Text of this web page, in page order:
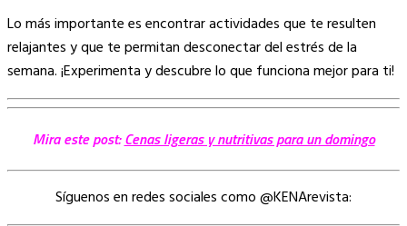
Lo más importante es encontrar actividades que te resulten
relajantes y que te permitan desconectar del estrés de la
semana. ¡Experimenta y descubre lo que funciona mejor para ti!
Mira este post:Cenas ligeras y nutritivas para un domingo
Síguenos en redes sociales como @KENArevista: